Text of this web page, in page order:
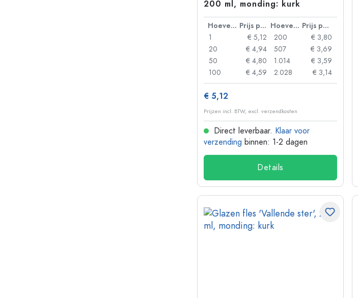
200 ml, monding: kurk
Hoeveelheid Prijs per eenheid Hoeveelheid
Prijs per eenheid
1
€ 5,12
20
€ 4,94
50
€ 4,80
100
€ 4,59
200
€ 3,80
507
€ 3,69
1.014
€ 3,59
2.028
€ 3,14
€ 5,12
Prijzen incl. BTW, excl. verzendkosten
Direct leverbaar. Klaar voor
verzending binnen: 1-2 dagen
Details